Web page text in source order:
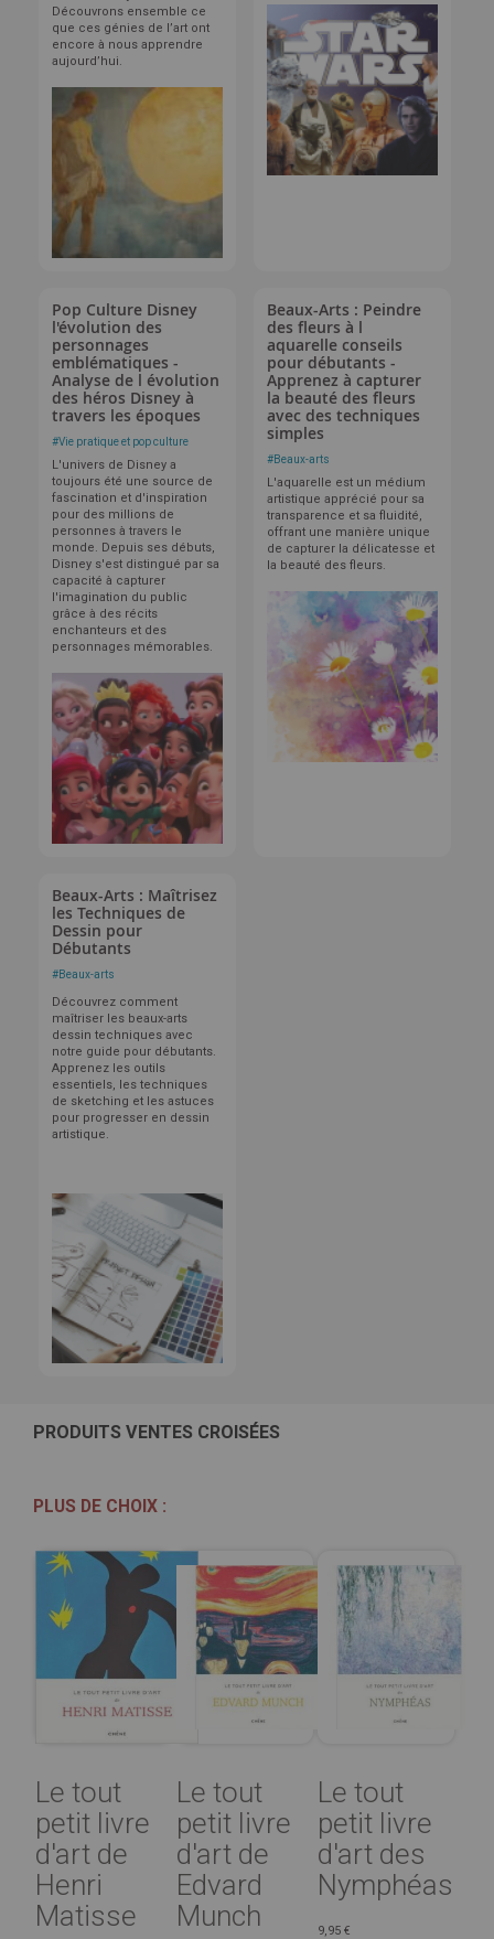
Découvrons ensemble ce
que ces génies de l’art ont
encore à nous apprendre
aujourd’hui.
Pop Culture Disney
l'évolution des
personnages
emblématiques -
Analyse de l évolution
des héros Disney à
travers les époques
#Vie pratique et pop culture
L'univers de Disney a
toujours été une source de
fascination et d'inspiration
pour des millions de
personnes à travers le
monde. Depuis ses débuts,
Disney s'est distingué par sa
capacité à capturer
l'imagination du public
grâce à des récits
enchanteurs et des
personnages mémorables.
Beaux-Arts : Peindre
des fleurs à l
aquarelle conseils
pour débutants -
Apprenez à capturer
la beauté des fleurs
avec des techniques
simples
#Beaux-arts
L'aquarelle est un médium
artistique apprécié pour sa
transparence et sa fluidité,
offrant une manière unique
de capturer la délicatesse et
la beauté des fleurs.
Beaux-Arts : Maîtrisez
les Techniques de
Dessin pour
Débutants
#Beaux-arts
Découvrez comment
maîtriser les beaux-arts
dessin techniques avec
notre guide pour débutants.
Apprenez les outils
essentiels, les techniques
de sketching et les astuces
pour progresser en dessin
artistique.
PRODUITS VENTES CROISÉES
PLUS DE CHOIX :
Le tout
petit livre
d'art de
Henri
Matisse
Le tout
petit livre
d'art de
Edvard
Munch
Le tout
petit livre
d'art des
Nymphéas
9,95 €